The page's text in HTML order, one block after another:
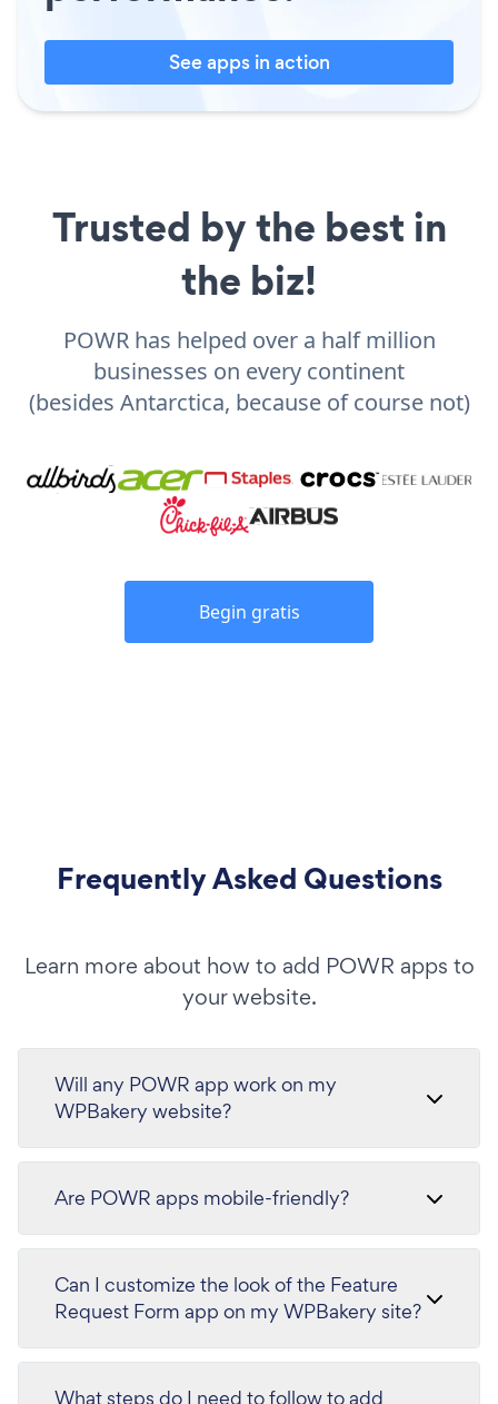
See apps in action
Trusted by the best in
the biz!
POWR has helped over a half million
businesses on every continent
(besides Antarctica, because of course not)
Begin gratis
Frequently Asked Questions
Learn more about how to add POWR apps to
your website.
Will any POWR app work on my
WPBakery website?
Are POWR apps mobile-friendly?
Can I customize the look of the Feature
Request Form app on my WPBakery site?
What steps do I need to follow to add